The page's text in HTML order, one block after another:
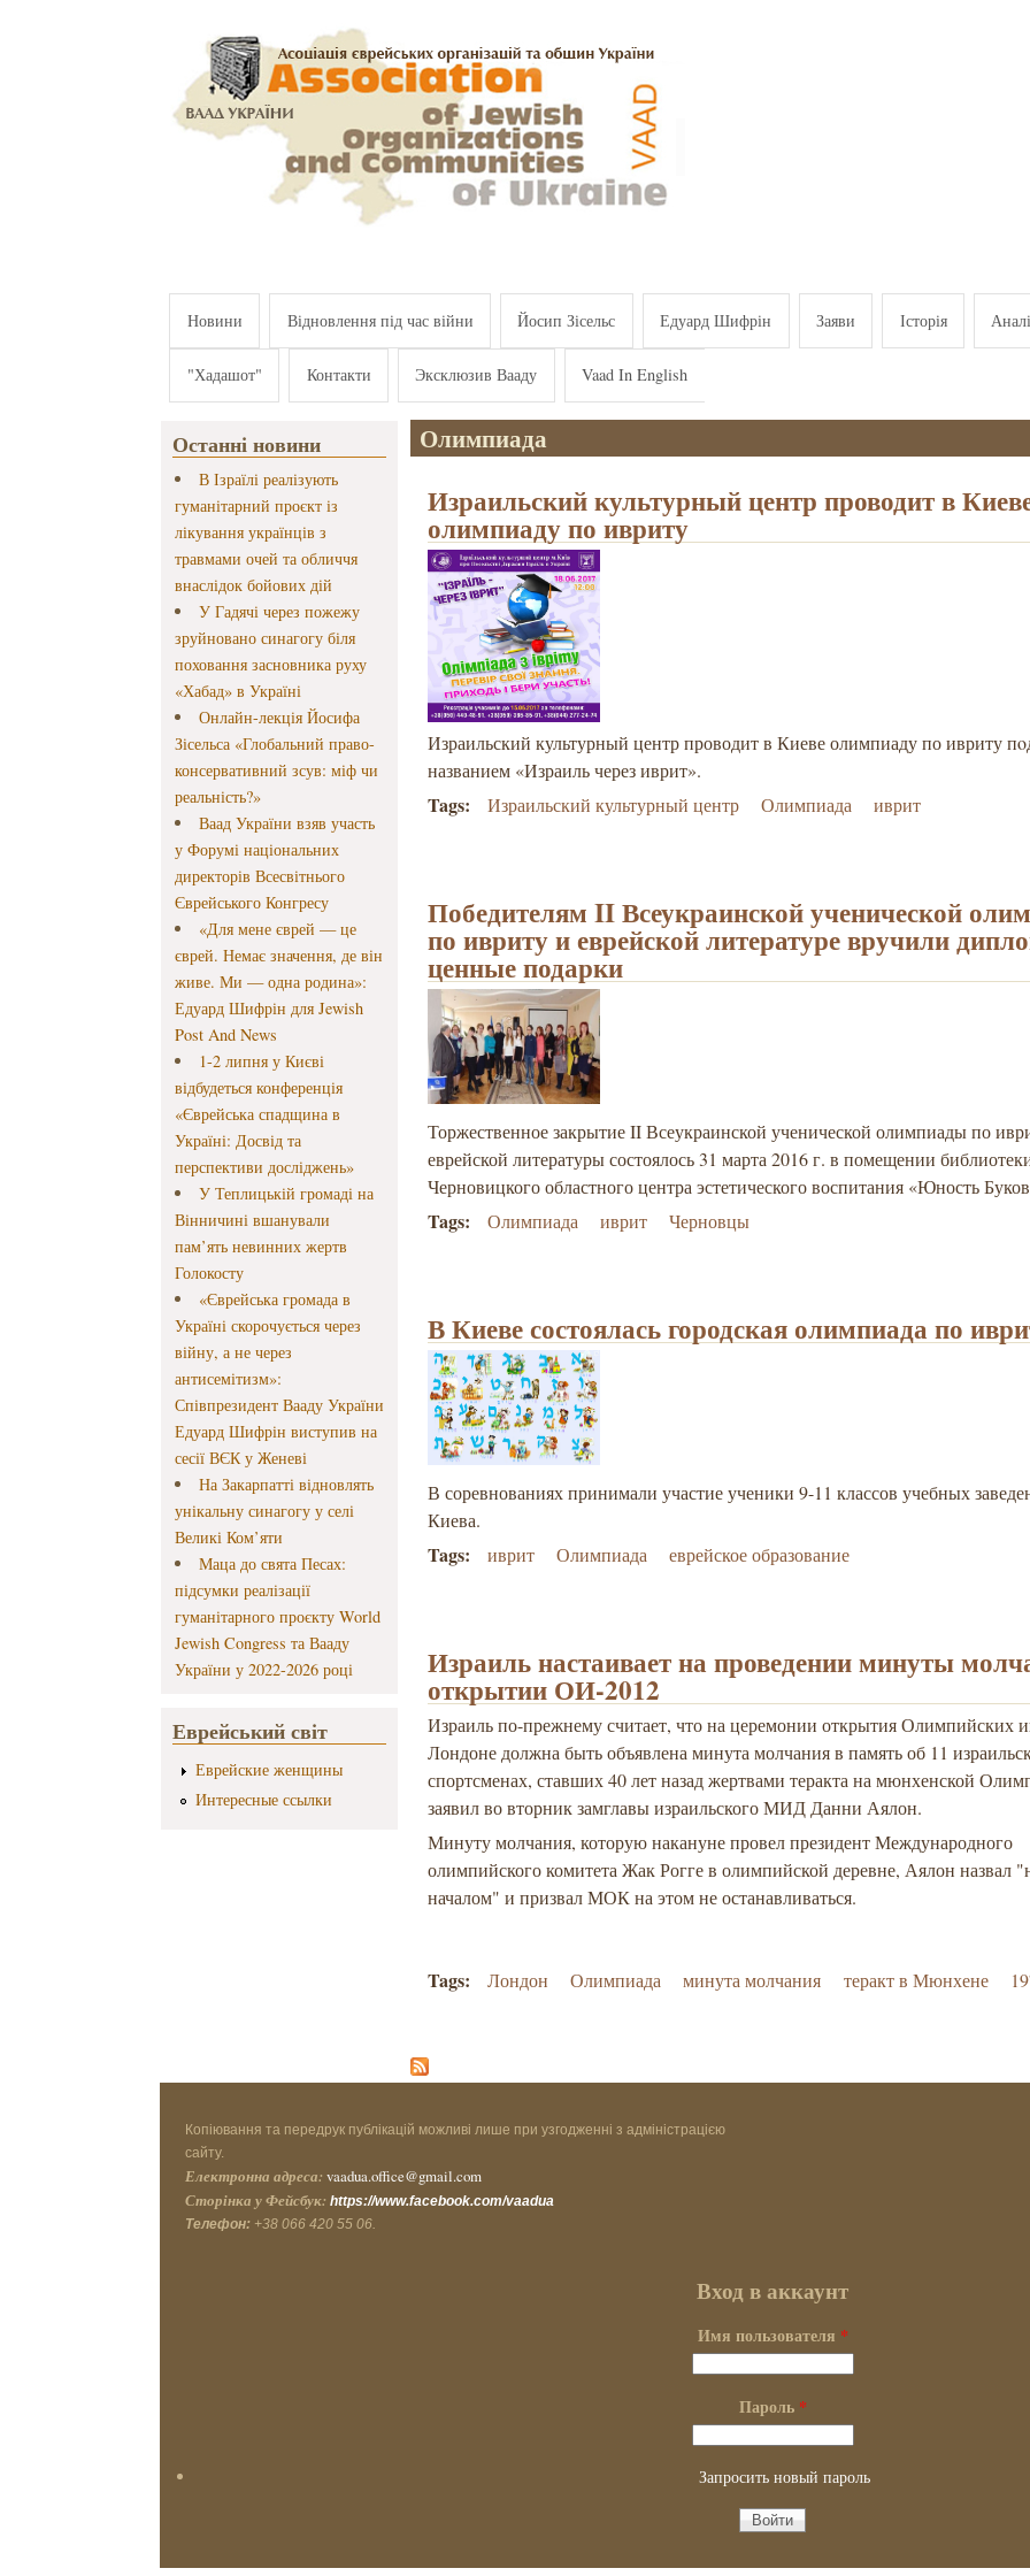
Новини Відновлення під час війни Йосип Зісельс Едуард Шифрін Заяви Історія
"Хадашот" Контакти Эксклюзив Вааду Vaad In English
Останні новини
В Ізраїлі реалізують
гуманітарний проєкт із
лікування українців з
травмами очей та обличчя
внаслідок бойових дій
У Гадячі через пожежу
зруйновано синагогу біля
поховання засновника руху
«Хабад» в Україні
Онлайн-лекція Йосифа
Зісельса «Глобальний право-
консервативний зсув: міф чи
реальність?»
Ваад України взяв участь
у Форумі національних
директорів Всесвітнього
Єврейського Конгресу
«Для мене єврей — це
єврей. Немає значення, де він
живе. Ми — одна родина»:
Едуард Шифрін для Jewish
Post And News
1-2 липня у Києві
відбудеться конференція
«Єврейська спадщина в
Україні: Досвід та
перспективи досліджень»
У Теплицькій громаді на
Вінничині вшанували
пам’ять невинних жертв
Голокосту
«Єврейська громада в
Україні скорочується через
війну, а не через
антисемітизм»:
Співпрезидент Вааду України
Едуард Шифрін виступив на
сесії ВЄК у Женеві
На Закарпатті відновлять
унікальну синагогу у селі
Великі Ком’яти
Маца до свята Песах:
підсумки реалізації
гуманітарного проєкту World
Jewish Congress та Вааду
України у 2022-2026 році
Еврейський світ
Еврейские женщины
Интересные ссылки
Олимпиада
Израильский культурный центр проводит в
олимпиаду по ивриту
Израильский культурный центр проводит в Киеве олимпиаду по ивриту
названием «Израиль через иврит».
Tags: Израильский культурный центр Олимпиада иврит
Победителям II Всеукраинской ученической
по ивриту и еврейской литературе вручили
ценные подарки
Торжественное закрытие II Всеукраинской ученической олимпиады по
еврейской литературы состоялось 31 марта 2016 г. в помещении
Черновицкого областного центра эстетического воспитания «Юность
Tags: Олимпиада иврит Черновцы
В Киеве состоялась городская олимпиада по
В соревнованиях принимали участие ученики 9-11 классов учебных
Киева.
Tags: иврит Олимпиада еврейское образование
Израиль настаивает на проведении минуты
открытии ОИ-2012
Израиль по-прежнему считает, что на церемонии открытия Олимпийских
Лондоне должна быть объявлена минута молчания в память об 11
спортсменах, ставших 40 лет назад жертвами теракта на мюнхенской
заявил во вторник замглавы израильского МИД Данни Аялон.
Минуту молчания, которую накануне провел президент Международного
олимпийского комитета Жак Рогге в олимпийской деревне, Аялон назвал
началом" и призвал МОК на этом не останавливаться.
Tags: Лондон Олимпиада минута молчания теракт в Мюнхене
Копіювання та передрук публікацій можливі лише при узгодженні з адміністрацією
сайту.
Електронна адреса: vaadua.office@gmail.com
Сторінка у Фейсбук: https://www.facebook.com/vaadua
Телефон: +38 066 420 55 06.
Вход в аккаунт
Имя пользователя *
Пароль *
Запросить новый пароль